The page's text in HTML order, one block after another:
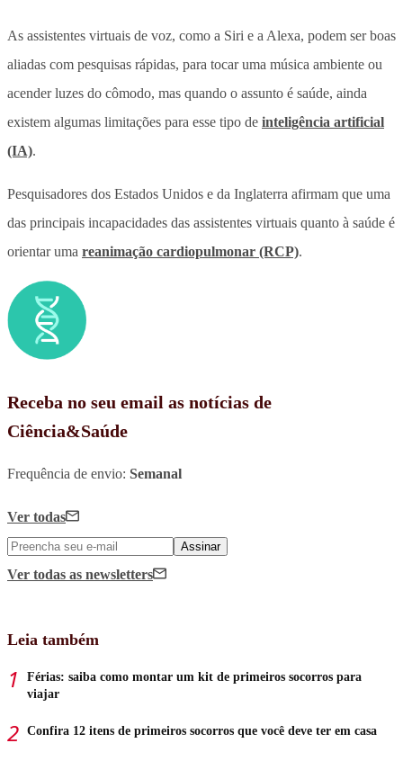
As assistentes virtuais de voz, como a Siri e a Alexa, podem ser boas
aliadas com pesquisas rápidas, para tocar uma música ambiente ou
acender luzes do cômodo, mas quando o assunto é saúde, ainda
existem algumas limitações para esse tipo de inteligência artificial
(IA).
Pesquisadores dos Estados Unidos e da Inglaterra afirmam que uma
das principais incapacidades das assistentes virtuais quanto à saúde é
orientar uma reanimação cardiopulmonar (RCP).
Receba no seu email as notícias de
Ciência&Saúde
Frequência de envio: Semanal
Ver todas
Assinar
Ver todas as newsletters
Leia também
Férias: saiba como montar um kit de primeiros socorros para
viajar
Confira 12 itens de primeiros socorros que você deve ter em casa